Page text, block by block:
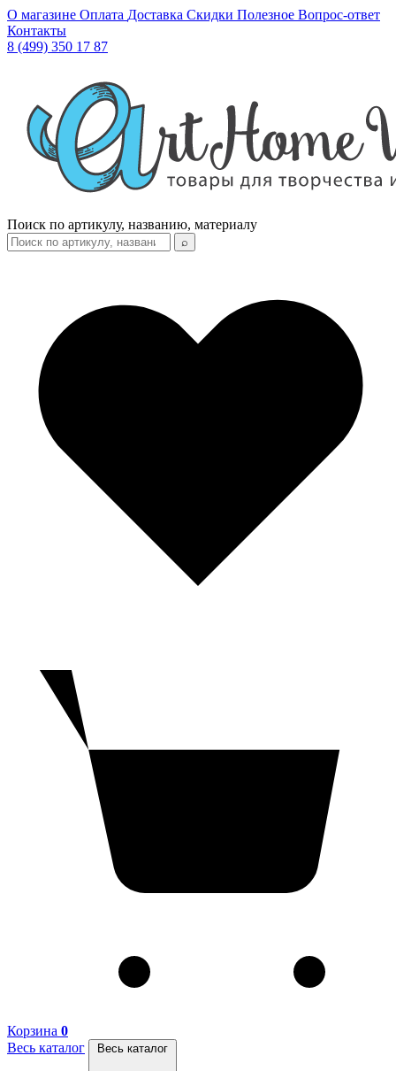
О магазине Оплата Доставка Скидки Полезное Вопрос-ответ
Контакты
8 (499) 350 17 87
Поиск по артикулу, названию, материалу
⌕
Корзина 0
Весь каталог
Весь каталог